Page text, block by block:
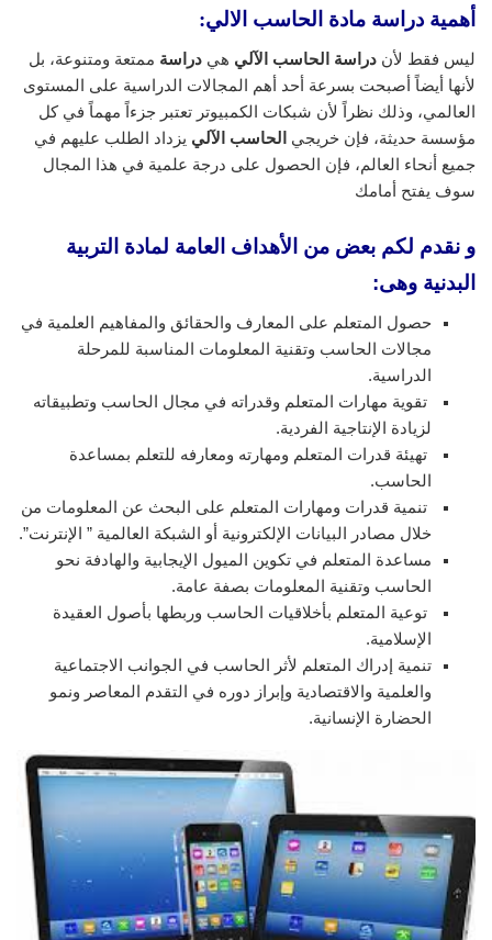
أهمية دراسة مادة الحاسب الالي:
ليس فقط لأن دراسة الحاسب الآلي هي دراسة ممتعة ومتنوعة، بل
لأنها أيضاً أصبحت بسرعة أحد أهم المجالات الدراسية على المستوى
العالمي، وذلك نظراً لأن شبكات الكمبيوتر تعتبر جزءاً مهماً في كل
مؤسسة حديثة، فإن خريجي
الحاسب الآلي يزداد الطلب عليهم في
جميع أنحاء العالم، فإن الحصول على درجة علمية في هذا المجال
سوف يفتح أمامك
و نقدم لكم بعض من الأهداف العامة لمادة التربية
البدنية وهى:
حصول المتعلم على المعارف والحقائق والمفاهيم العلمية في
مجالات الحاسب وتقنية المعلومات المناسبة للمرحلة
الدراسية.
تقوية مهارات المتعلم وقدراته في مجال الحاسب وتطبيقاته
لزيادة الإنتاجية الفردية.
تهيئة قدرات المتعلم ومهارته ومعارفه للتعلم بمساعدة
الحاسب.
تنمية قدرات ومهارات المتعلم على البحث عن المعلومات من
خلال مصادر البيانات الإلكترونية أو الشبكة العالمية ” الإنترنت”.
مساعدة المتعلم في تكوين الميول الإيجابية والهادفة نحو
الحاسب وتقنية المعلومات بصفة عامة.
توعية المتعلم بأخلاقيات الحاسب وربطها بأصول العقيدة
الإسلامية.
تنمية إدراك المتعلم لأثر الحاسب في الجوانب الاجتماعية
والعلمية والاقتصادية وإبراز دوره في التقدم المعاصر ونمو
الحضارة الإنسانية.